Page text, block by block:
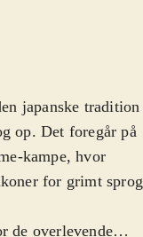
japanske tradition
op. Det foregår på
kampe, hvor
for grimt sprog
de overlevende